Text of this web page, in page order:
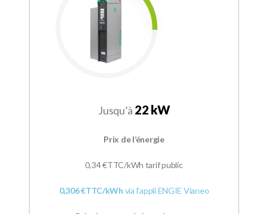
Jusqu’à 22 kW
Prix de l’énergie
0,34€TTC/kWh tarif public
0,306 €TTC/kWh via l’appli ENGIE Vianeo